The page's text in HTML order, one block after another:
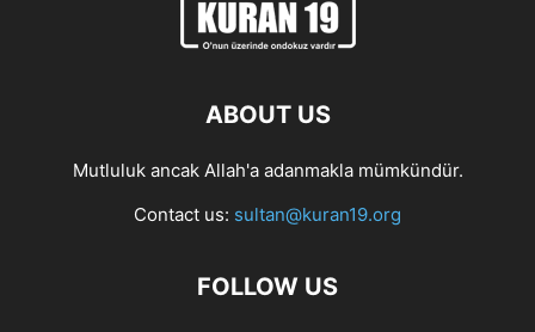
ABOUT US
Mutluluk ancak Allah'a adanmakla mümkündür.
Contact us: sultan@kuran19.org
FOLLOW US